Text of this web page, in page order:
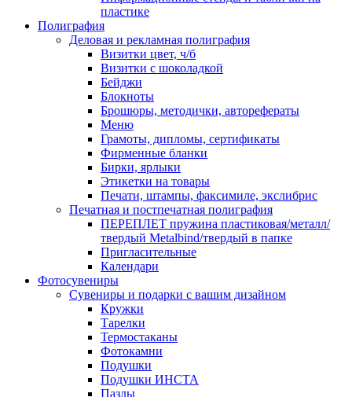
пластике
Полиграфия
Деловая и рекламная полиграфия
Визитки цвет, ч/б
Визитки с шоколадкой
Бейджи
Блокноты
Брошюры, методички, авторефераты
Меню
Грамоты, дипломы, сертификаты
Фирменные бланки
Бирки, ярлыки
Этикетки на товары
Печати, штампы, факсимиле, экслибрис
Печатная и постпечатная полиграфия
ПЕРЕПЛЕТ пружина пластиковая/металл/
твердый Metalbind/твердый в папке
Пригласительные
Календари
Фотосувениры
Сувениры и подарки с вашим дизайном
Кружки
Тарелки
Термостаканы
Фотокамни
Подушки
Подушки ИНСТА
Пазлы